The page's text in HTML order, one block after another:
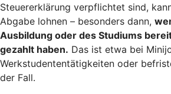
Steuererklärung verpflichtet sind,
Abgabe lohnen – besonders dann,
Ausbildung oder des Studiums
gezahlt haben. Das ist etwa bei
Werkstudententätigkeiten oder
der Fall.